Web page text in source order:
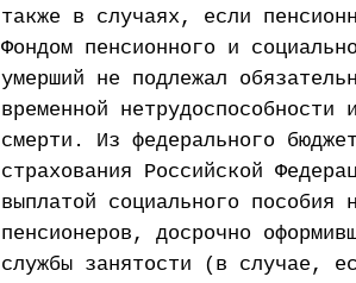
также в случаях, если
Фондом пенсионного и
умерший не подлежал
временной
смерти. Из федерального
страхования Российской
выплатой социального пособия
пенсионеров, досрочно
службы занятости (в случае,